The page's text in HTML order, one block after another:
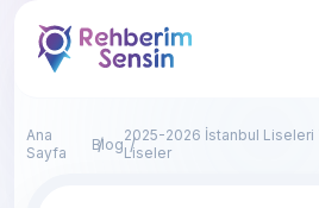
Ana
Sayfa
Blog2025-2026 İstanbul Liseleri
Liseler